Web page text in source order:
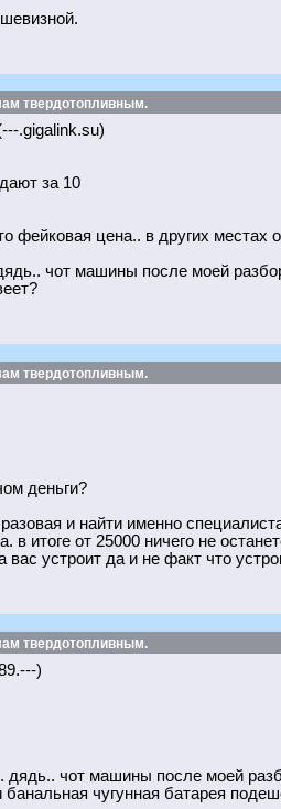
твердотопливным.
.gigalink.su)
за 10
фейковая цена.. в других местах
чот машины после моей
твердотопливным.
деньги?
и найти именно
в итоге от 25000 ничего не
вас устроит да и не факт что
твердотопливным.
)
дядь.. чот машины после моей
чугунная батарея